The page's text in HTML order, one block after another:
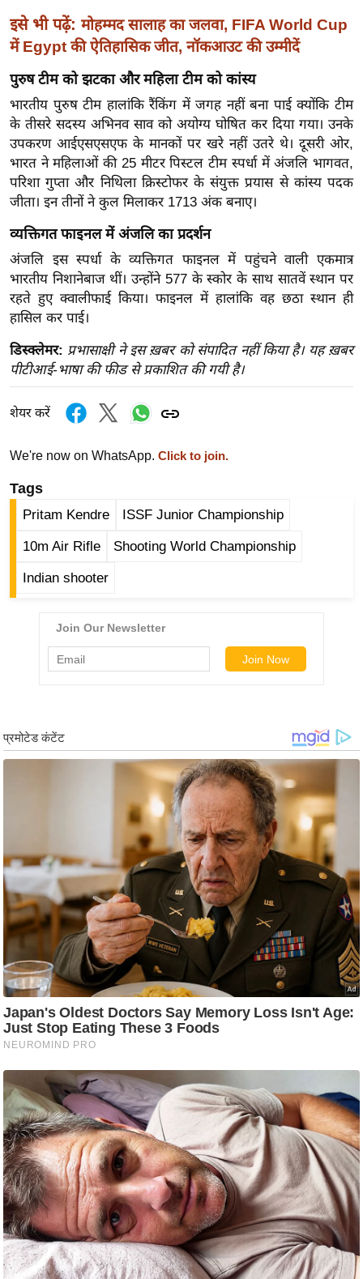
सा
हि
त्य
ज
त
ऑ
टो
व
र्ल्ड
न्यू
ज
ब्री
फ
म
नो
रं
ज
त
बॉ
ली
ड
हॉ
मी
क्षा
k
i
n
g
N
e
w
s
ला
इ
फ
स्टा
इ
ल
टे
क्नॉ
लॉ
जी
ब्यू
टी
इसे भी पढ़ें: मोहम्मद सालाह का जलवा, FIFA World Cup
में Egypt की ऐतिहासिक जीत, नॉकआउट की उम्मीदें
पुरुष टीम को झटका और महिला टीम को कांस्य
भारतीय पुरुष टीम हालांकि रैंकिंग में जगह नहीं बना पाई क्योंकि टीम
के तीसरे सदस्य अभिनव साव को अयोग्य घोषित कर दिया गया। उनके
उपकरण आईएसएसएफ के मानकों पर खरे नहीं उतरे थे। दूसरी ओर,
भारत ने महिलाओं की 25 मीटर पिस्टल टीम स्पर्धा में अंजलि भागवत,
परिशा गुप्ता और निथिला क्रिस्टोफर के संयुक्त प्रयास से कांस्य पदक
जीता। इन तीनों ने कुल मिलाकर 1713 अंक बनाए।
व्यक्तिगत फाइनल में अंजलि का प्रदर्शन
अंजलि इस स्पर्धा के व्यक्तिगत फाइनल में पहुंचने वाली एकमात्र
भारतीय निशानेबाज थीं। उन्होंने 577 के स्कोर के साथ सातवें स्थान पर
रहते हुए क्वालीफाई किया। फाइनल में हालांकि वह छठा स्थान ही
हासिल कर पाई।
डिस्क्लेमर: प्रभासाक्षी ने इस ख़बर को संपादित नहीं किया है। यह ख़बर
पीटीआई-भाषा की फीड से प्रकाशित की गयी है।
शेयर करें
We're now on WhatsApp. Click to join.
Tags
Pritam Kendre ISSF Junior Championship
10m Air Rifle Shooting World Championship
Indian shooter